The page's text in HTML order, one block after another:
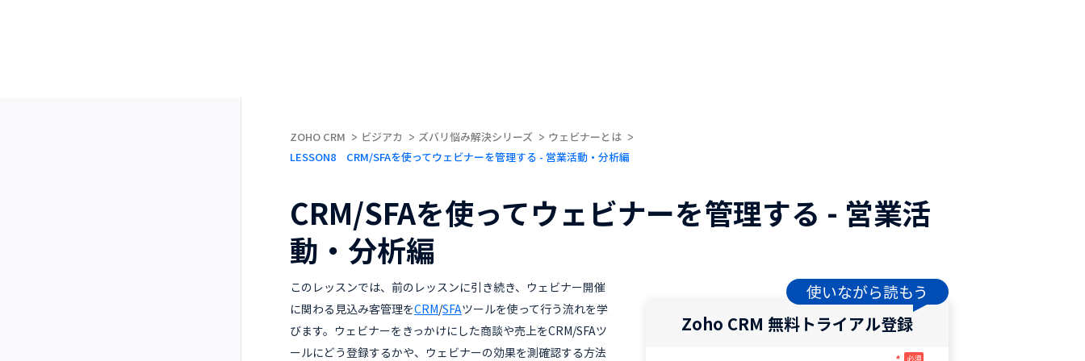
ZOHO CRM ビジアカ ズバリ悩み解決シリーズ
ウェビナーとは
LESSON8 CRM/SFAを使ってウェビナーを管理する - 営業活動・分析編
CRM/SFAを使ってウェビナーを管理する - 営業活
動・分析編
このレッスンでは、前のレッスンに引き続き、ウェビナー開催
に関わる見込み客管理をCRM/SFAツールを使って行う流れを学
びます。ウェビナーをきっかけにした商談や売上をCRM/SFAツ
ールにどう登録するかや、ウェビナーの効果を測確認する方法
Zoho CRM 無料トライアル登録
使いながら読もう
必須